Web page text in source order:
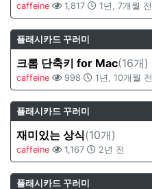
caffeine 1,817 1년, 7개월 전
플래시카드 꾸러미
크롬 단축키 for Mac(16개)
caffeine 998 1년, 10개월 전
플래시카드 꾸러미
재미있는 상식(10개)
caffeine 1,167 2년 전
플래시카드 꾸러미